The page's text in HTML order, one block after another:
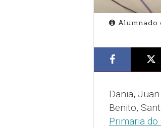
Alumnado
Dania,
Benito,
Primaria do